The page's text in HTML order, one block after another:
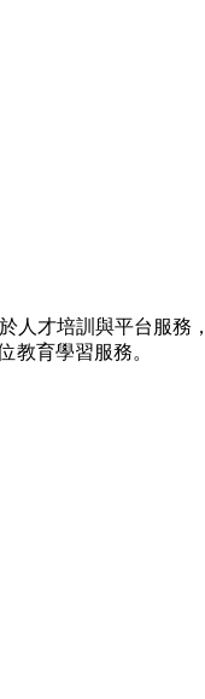
人才培訓與平台服
教育學習服務。